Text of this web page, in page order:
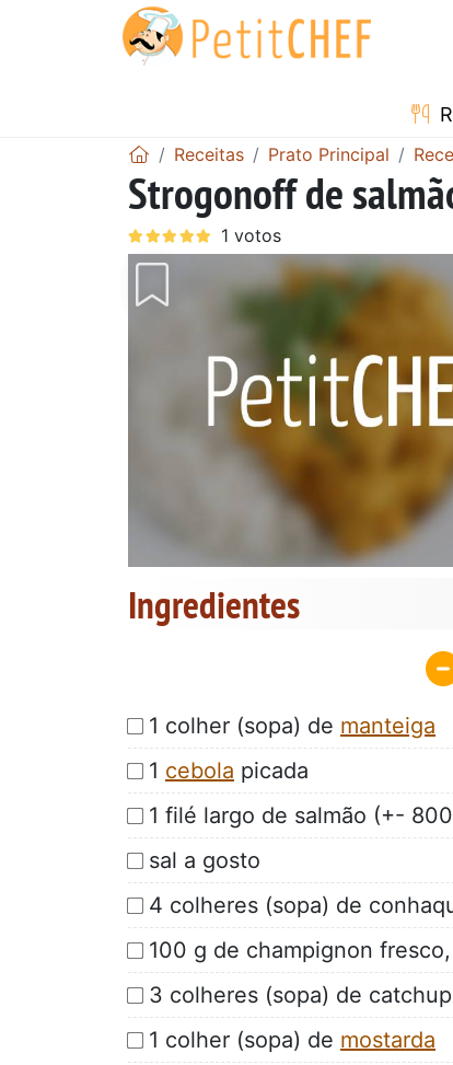
Receitas Prato Principal
Strogonoff de
Ingredientes
1 colher (sopa) de manteiga
1 cebola picada
1 filé largo de salmão (+-
sal a gosto
4 colheres (sopa) de
100 g de champignon
3 colheres (sopa) de catchup
1 colher (sopa) de mostarda